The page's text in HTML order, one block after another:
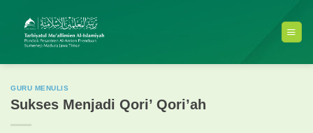
content
GURU MENULIS
Sukses Menjadi Qori’ Qori’ah